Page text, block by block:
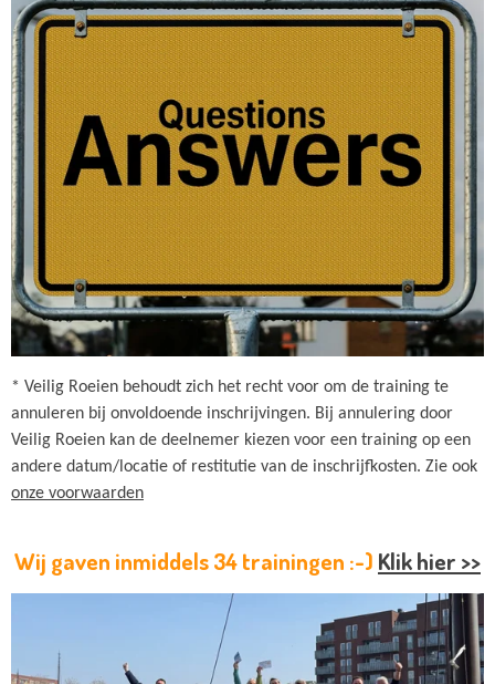
* Veilig Roeien behoudt zich het recht voor om de training te
annuleren bij onvoldoende inschrijvingen. Bij annulering door
Veilig Roeien kan de deelnemer kiezen voor een training op een
andere datum/locatie of restitutie van de inschrijfkosten. Zie ook
onze voorwaarden
Wij gaven inmiddels 34 trainingen :-) Klik hier >>